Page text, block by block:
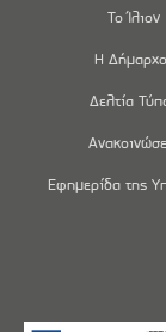
Το Ίλιον
Η
Δελτία
Εφημερίδα της